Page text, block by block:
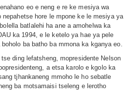
eo e neng e re ke mesiya wa
nepahetse hore le mpone ke le mesiya ya
batlalehi ha ane a amohelwa ka
ka 1994, e le ketelo ya hae ya pele
ba batho ba mmona ka kganya eo.
ding lefatsheng, mopresidente Nelson
a etsa karolo e kgolo ka
tjhankaneng mmoho le ho sebatle
ba motsamaisi tseleng e lerotho